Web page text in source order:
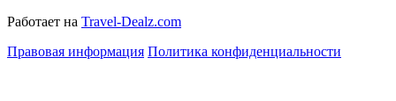
Работает на Travel-Dealz.com
Правовая информация Политика конфиденциальности